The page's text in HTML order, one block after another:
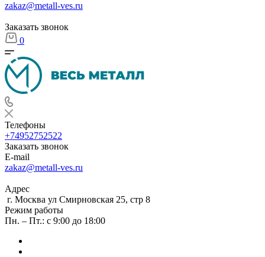
zakaz@metall-ves.ru
Заказать звонок
0
Телефоны
+74952752522
Заказать звонок
E-mail
zakaz@metall-ves.ru
Адрес
г. Москва ул Смирновская 25, стр 8
Режим работы
Пн. – Пт.: с 9:00 до 18:00